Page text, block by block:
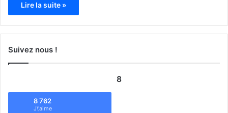
Lire la suite »
Suivez nous !
8
8 762
J\'aime